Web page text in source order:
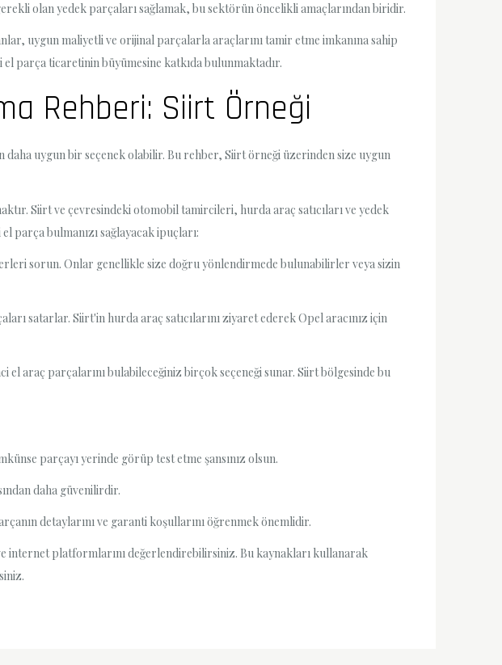
olan yedek parçaları sağlamak, bu sektörün öncelikli amaçlarından biridir.
uygun maliyetli ve orijinal parçalarla araçlarını tamir etme imkanına sahip
parça ticaretinin büyümesine katkıda bulunmaktadır.
Rehberi: Siirt Örneği
daha uygun bir seçenek olabilir. Bu rehber, Siirt örneği üzerinden size uygun
Siirt ve çevresindeki otomobil tamircileri, hurda araç satıcıları ve yedek
parça bulmanızı sağlayacak ipuçları:
sorun. Onlar genellikle size doğru yönlendirmede bulunabilirler veya sizin
satarlar. Siirt'in hurda araç satıcılarını ziyaret ederek Opel aracınız için
araç parçalarını bulabileceğiniz birçok seçeneği sunar. Siirt bölgesinde bu
parçayı yerinde görüp test etme şansınız olsun.
daha güvenilirdir.
detaylarını ve garanti koşullarını öğrenmek önemlidir.
internet platformlarını değerlendirebilirsiniz. Bu kaynakları kullanarak